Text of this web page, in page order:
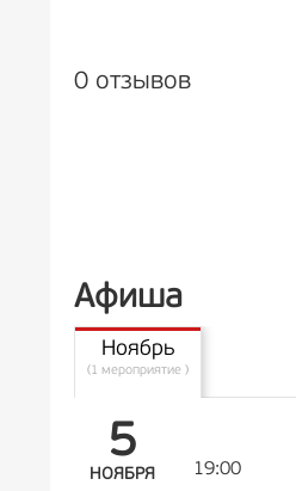
0 отзывов
Афиша
Ноябрь
(1 мероприятие )
5
НОЯБРЯ 19:00